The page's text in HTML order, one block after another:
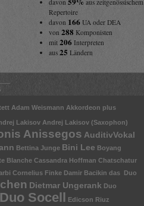
davon
aus zeitgenössischem
Repertoire
davon 166UA oder DEA
von 288 Komponisten
mit 206Interpreten
aus 25 Ländern
Adam Weismann Akkordeon plus
Lakisov Andrej Lakisov (Saxophon)
Anissegos AuditivVokal
Bettina Junge Bini Lee Boyang
Blanche Cassandra Hoffman Chatschatur
Cornelius Finke Damir Bacikin das Duo
Dietmar Ungerank Duo
Duo Socell Edicson Riuz